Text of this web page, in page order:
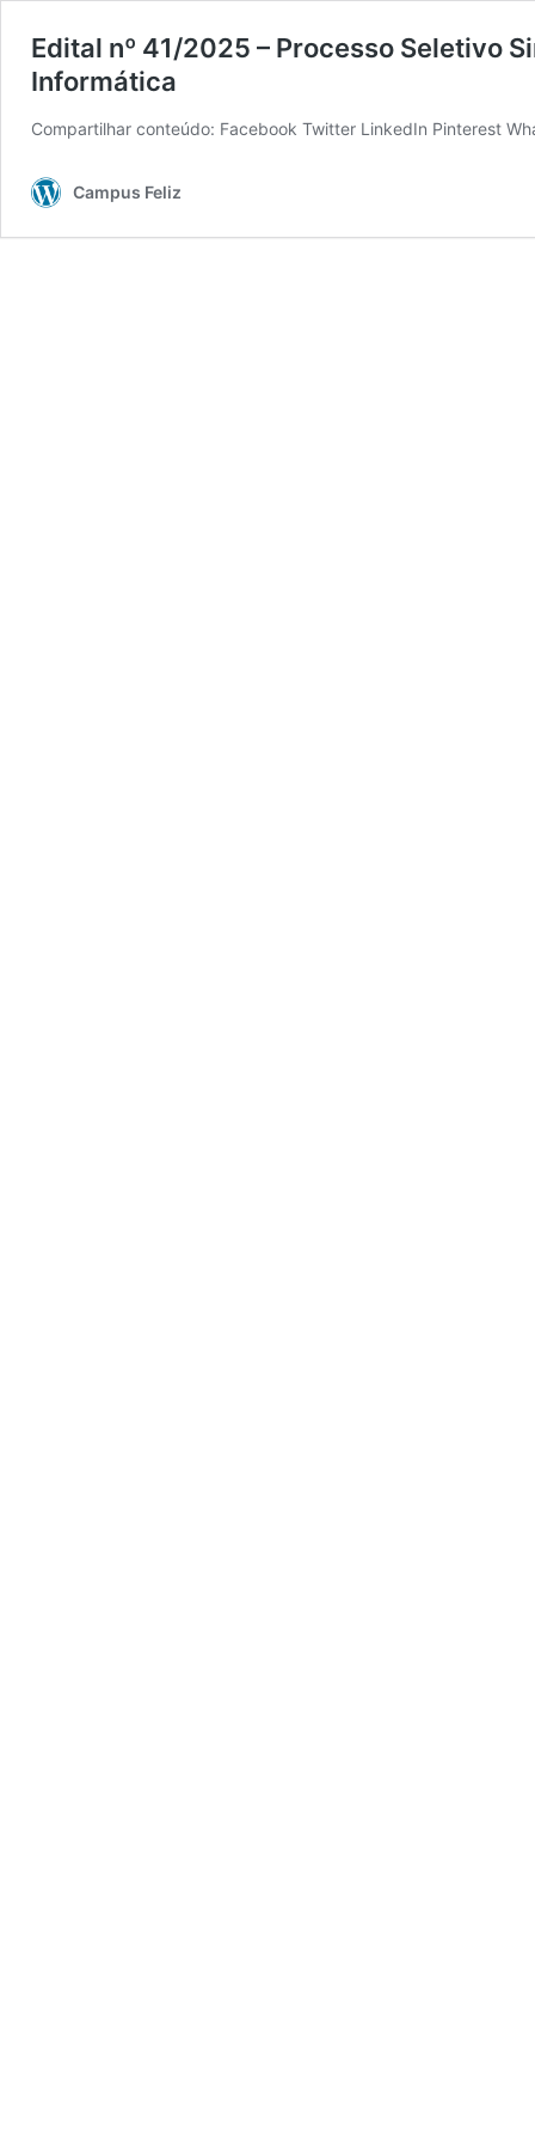
Edital nº 41/2025 – Processo Seletivo
Informática
Compartilhar conteúdo: Facebook Twitter LinkedIn Pinterest
Campus Feliz